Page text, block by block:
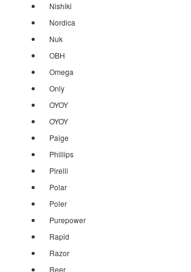
Nishiki
Nordica
Nuk
OBH
Omega
Only
OYOY
OYOY
Paige
Phillips
Pirelli
Polar
Poler
Purepower
Rapid
Razor
Reer